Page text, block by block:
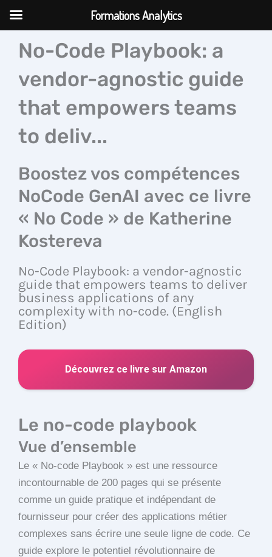
Aller
contenuNo-Code Playbook: a
vendor-agnostic guide
that empowers teams
to deliv...
Boostez vos compétences
NoCode GenAI avec ce livre
« No Code » de Katherine
Kostereva
No-Code Playbook: a vendor-agnostic
guide that empowers teams to deliver
business applications of any
complexity with no-code. (English
Edition)
Découvrez ce livre sur Amazon
Le no-code playbook
Vue d’ensemble
Le « No-code Playbook » est une ressource
incontournable de 200 pages qui se présente
comme un guide pratique et indépendant de
fournisseur pour créer des applications métier
complexes sans écrire une seule ligne de code. Ce
guide explore le potentiel révolutionnaire de
Formations Analytics